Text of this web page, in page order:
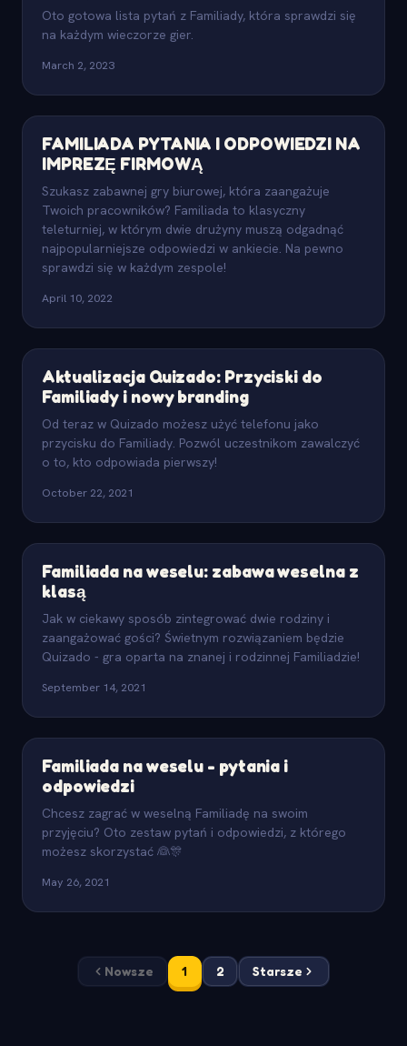
Oto gotowa lista pytań z Familiady, która sprawdzi się
na każdym wieczorze gier.
March 2, 2023
FAMILIADA PYTANIA I ODPOWIEDZI NA
IMPREZĘ FIRMOWĄ
Szukasz zabawnej gry biurowej, która zaangażuje
Twoich pracowników? Familiada to klasyczny
teleturniej, w którym dwie drużyny muszą odgadnąć
najpopularniejsze odpowiedzi w ankiecie. Na pewno
sprawdzi się w każdym zespole!
April 10, 2022
Aktualizacja Quizado: Przyciski do
Familiady i nowy branding
Od teraz w Quizado możesz użyć telefonu jako
przycisku do Familiady. Pozwól uczestnikom zawalczyć
o to, kto odpowiada pierwszy!
October 22, 2021
Familiada na weselu: zabawa weselna z
klasą
Jak w ciekawy sposób zintegrować dwie rodziny i
zaangażować gości? Świetnym rozwiązaniem będzie
Quizado - gra oparta na znanej i rodzinnej Familiadzie!
September 14, 2021
Familiada na weselu - pytania i
odpowiedzi
Chcesz zagrać w weselną Familiadę na swoim
przyjęciu? Oto zestaw pytań i odpowiedzi, z którego
możesz skorzystać 👰🎊
May 26, 2021
Nowsze 1 2 Starsze